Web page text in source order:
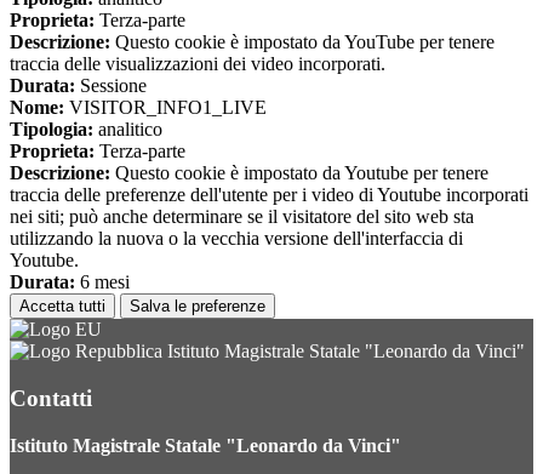
Proprieta: Terza-parte
Descrizione: Questo cookie è impostato da YouTube per tenere
traccia delle visualizzazioni dei video incorporati.
Durata: Sessione
Nome: VISITOR_INFO1_LIVE
Tipologia: analitico
Proprieta: Terza-parte
Descrizione: Questo cookie è impostato da Youtube per tenere
traccia delle preferenze dell'utente per i video di Youtube incorporati
nei siti; può anche determinare se il visitatore del sito web sta
utilizzando la nuova o la vecchia versione dell'interfaccia di
Youtube.
Durata: 6 mesi
Accetta tutti Salva le preferenze
Istituto Magistrale Statale "Leonardo da Vinci"
Contatti
Istituto Magistrale Statale "Leonardo da Vinci"